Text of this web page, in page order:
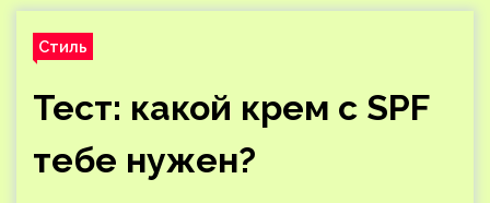
Стиль
Тест: какой крем с SPF
тебе нужен?